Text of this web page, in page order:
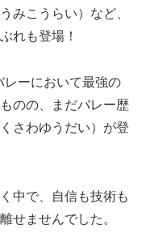
みこうらい）など、
れも登場！
レーにおいて最強の
のの、まだバレー歴
さわゆうだい）が登
中で、自信も技術も
せませんでした。